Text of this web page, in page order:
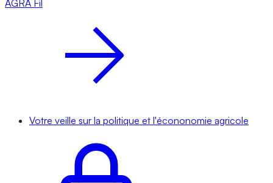
AGRA Fil
Votre veille sur la politique et l'écononomie agricole